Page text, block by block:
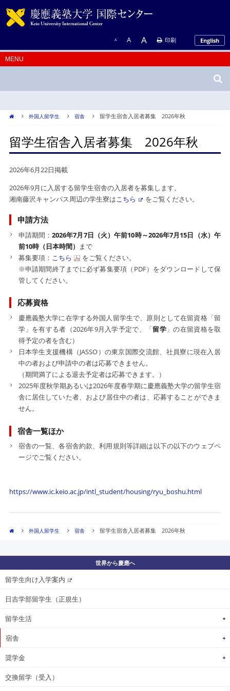
A A A 印刷 English
外国人留学生 宿舎 留学生宿舎入居者募集 2026年秋
留学生宿舎入居者募集 2026年秋
2026年6月22日掲載
2026年9月に入居する留学生宿舎の入居者を募集します。
湘南藤沢キャンパス周辺の学生寮はこちら をご覧ください。
申請方法
申請期間：2026年7月7日（火）午前10時～2026年7月15日（水）午
前10時（日本時間）
まで
募集要項： こちら
をご覧ください。
※申請期間終了までに必ず募集要項（PDF）をダウンロードして保
管してください。
応募資格
慶應義塾大学に在学する外国人留学生で、原則として在留資格「留
学」を有する者（2026年9月入学予定で、「留学」の在留資格を取
得予定の者を含む）
日本学生支援機構（JASSO）の東京国際交流館、社員寮に現在入居
中の者および申請中の者は応募できません。
（期間満了による退去予定者は応募できます。）
2025年度秋学期あるいは2026年度春学期に慶應義塾大学の留学生宿
舎に居住していた者、および居住中の者は、応募することができま
せん。
宿舎一覧ほか
宿舎の一覧、各宿舎約款、利用規則等詳細は以下の以下のウェブペ
ージでご覧ください。
https://www.ic.keio.ac.jp/intl_student/housing/ryu_boshu.html
外国人留学生 宿舎 留学生宿舎入居者募集 2026年秋
世界から慶應へ
留学生向け入学案内
日吉学部留学生（正規生）
留学生活
宿舎
奨学金
交換留学（受入）